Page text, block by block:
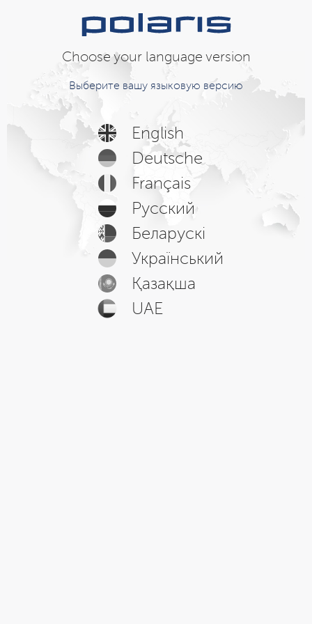
Choose your language version
Выберите вашу языковую версию
English
Deutsche
Français
Русский
Беларускі
Український
Қазақша
UAE